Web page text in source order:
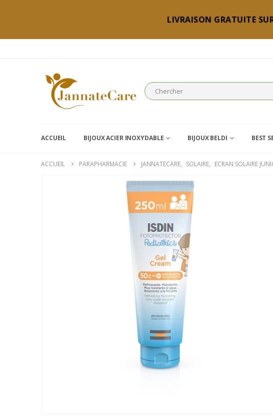
LIVRAISON GRATUITE
ACCUEIL BIJOUX ACIER INOXYDABLE BIJOUX BELDI BEST
ACCUEIL PARAPHARMACIE JANNATECARE, SOLAIRE, ECRAN SOLAIRE